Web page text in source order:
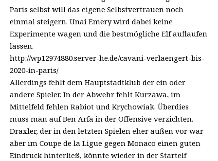
Paris selbst will das eigene Selbstvertrauen noch
einmal steigern. Unai Emery wird dabei keine
Experimente wagen und die bestmögliche Elf auflaufen
lassen.
http://wp12974880.server-he.de/cavani-verlaengert-bis-
2020-in-paris/
Allerdings fehlt dem Hauptstadtklub der ein oder
andere Spieler. In der Abwehr fehlt Kurzawa, im
Mittelfeld fehlen Rabiot und Krychowiak. Überdies
muss man auf Ben Arfa in der Offensive verzichten.
Draxler, der in den letzten Spielen eher außen vor war
aber im Coupe de la Ligue gegen Monaco einen guten
Eindruck hinterließ, könnte wieder in der Startelf